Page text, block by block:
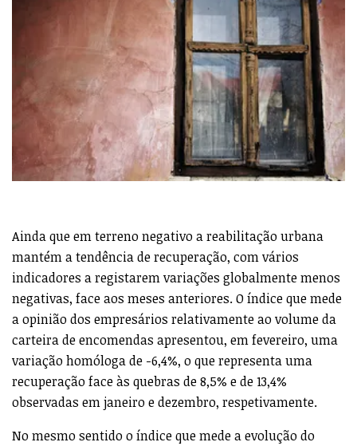
Ainda que em terreno negativo a reabilitação urbana
mantém a tendência de recuperação, com vários
indicadores a registarem variações globalmente menos
negativas, face aos meses anteriores. O índice que mede
a opinião dos empresários relativamente ao volume da
carteira de encomendas apresentou, em fevereiro, uma
variação homóloga de -6,4%, o que representa uma
recuperação face às quebras de 8,5% e de 13,4%
observadas em janeiro e dezembro, respetivamente.
No mesmo sentido o índice que mede a evolução do